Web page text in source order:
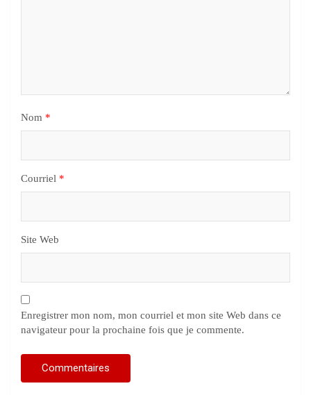
Nom *
Courriel *
Site Web
Enregistrer mon nom, mon courriel et mon site Web dans ce
navigateur pour la prochaine fois que je commente.